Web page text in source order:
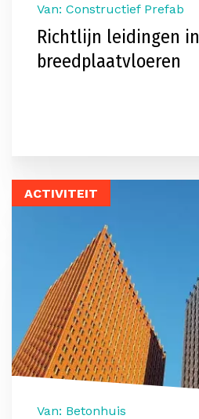
Van: Constructief Prefab
Richtlijn leidingen in
breedplaatvloeren
ACTIVITEIT
Van: Betonhuis